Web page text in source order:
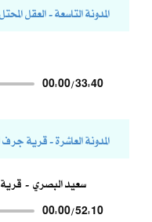
المدونة التاسعة - العقل المحتل
00:00/33:40
المدونة العاشرة - قرية
سعيد البصري
00:00/52:10